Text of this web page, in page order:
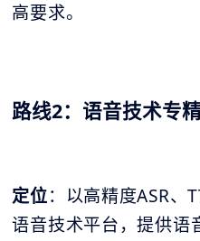
高要求。
路线2：语音技术专
定位：以高精度ASR、
语音技术平台，提供语